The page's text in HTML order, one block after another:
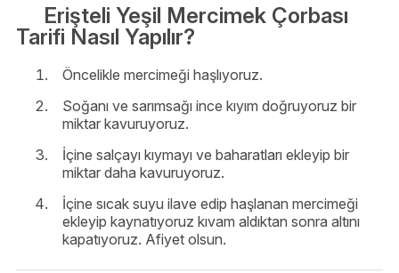
Erişteli Yeşil Mercimek Çorbası
Tarifi Nasıl Yapılır?
Öncelikle mercimeği haşlıyoruz.
Soğanı ve sarımsağı ince kıyım doğruyoruz bir
miktar kavuruyoruz.
İçine salçayı kıymayı ve baharatları ekleyip bir
miktar daha kavuruyoruz.
İçine sıcak suyu ilave edip haşlanan mercimeği
ekleyip kaynatıyoruz kıvam aldıktan sonra altını
kapatıyoruz. Afiyet olsun.